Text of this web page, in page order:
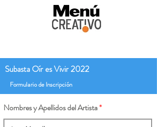
Subasta Oír es Vivir 2022
Formulario de Inscripción
Nombres y Apellidos del Artista